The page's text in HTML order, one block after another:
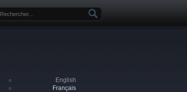
Formulaire de recherche
English
Français